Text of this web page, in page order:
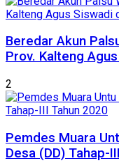
Beredar Akun
Prov. Kalteng
2
Pemdes Muara
Desa (DD) Tahap-